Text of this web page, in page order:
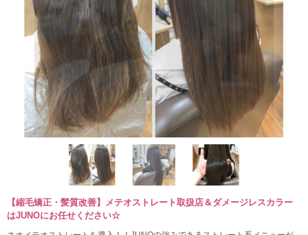
【縮毛矯正・髪質改善】メテオストレート取扱店＆ダメージレスカラー
はJUNOにお任せください☆